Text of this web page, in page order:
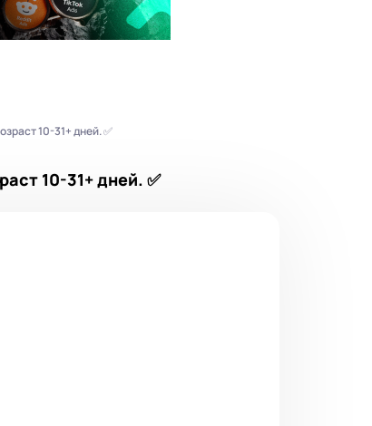
10-31+ дней. ✅
10-31+ дней. ✅